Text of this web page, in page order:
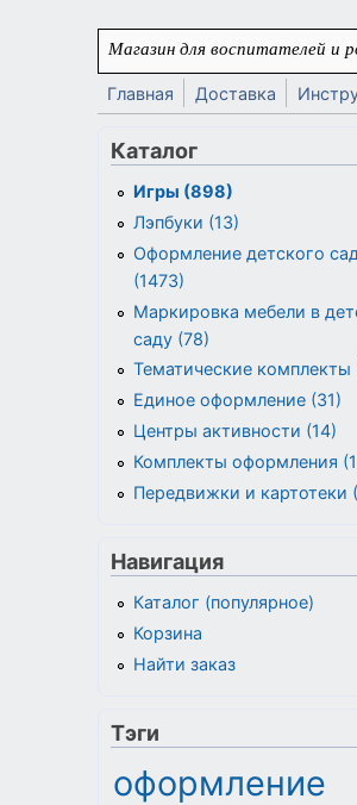
Перейти к основному содержанию
Магазин для воспитателей и
Главная Доставка
Каталог
Игры (898)
Лэпбуки (13)
Оформление детского
(1473)
Маркировка мебели в
саду (78)
Тематические комплекты
Единое оформление (31)
Центры активности (14)
Комплекты оформления
Передвижки и картотеки
Навигация
Каталог (популярное)
Корзина
Найти заказ
Тэги
оформление